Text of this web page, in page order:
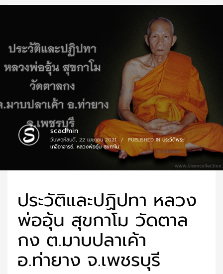
scadmin
วันพฤหัสบดี, 22 เมษายน 2021 / PUBLISHED INประวัติพระ
เกจิอาจารย์, หลวงพ่ออุ้น สุขกาโม
ประวัติและปฏิปทา หลวง
พ่ออุ้น สุขกาโม วัดตาล
กง ต.มาบปลาเค้า
อ.ท่ายาง จ.เพชรบุรี